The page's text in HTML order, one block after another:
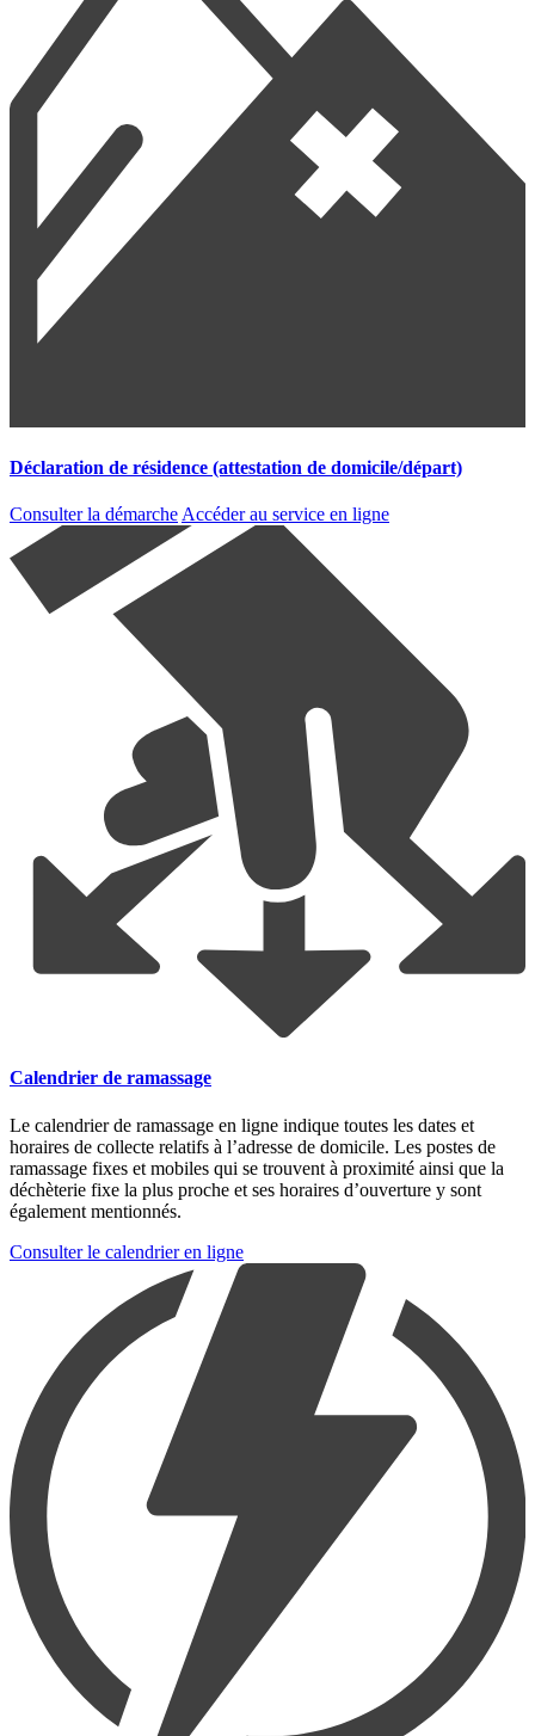
Déclaration de résidence (attestation de domicile/départ)
Consulter la démarche Accéder au service en ligne
Calendrier de ramassage
Le calendrier de ramassage en ligne indique toutes les dates et
horaires de collecte relatifs à l’adresse de domicile. Les postes de
ramassage fixes et mobiles qui se trouvent à proximité ainsi que la
déchèterie fixe la plus proche et ses horaires d’ouverture y sont
également mentionnés.
Consulter le calendrier en ligne